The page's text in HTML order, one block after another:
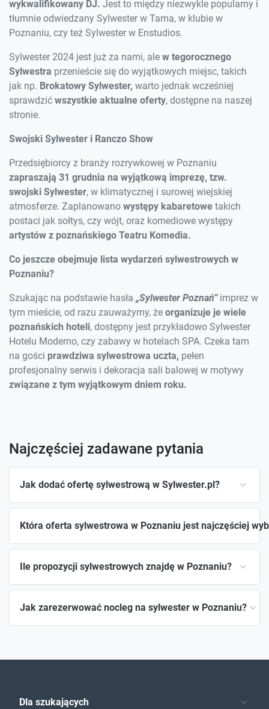
wykwalifikowany DJ. Jest to między niezwykle popularny i
tłumnie odwiedzany Sylwester w Tama, w klubie w
Poznaniu, czy też Sylwester w Enstudios.
Sylwester 2024 jest już za nami, ale w tegorocznego
Sylwestra przenieście się do wyjątkowych miejsc, takich
jak np. Brokatowy Sylwester, warto jednak wcześniej
sprawdzić wszystkie aktualne oferty, dostępne na naszej
stronie.
Swojski Sylwester i Ranczo Show
Przedsiębiorcy z branży rozrywkowej w Poznaniu
zapraszają 31 grudnia na wyjątkową imprezę, tzw.
swojski Sylwester, w klimatycznej i surowej wiejskiej
atmosferze. Zaplanowano występy kabaretowe takich
postaci jak sołtys, czy wójt, oraz komediowe występy
artystów z poznańskiego Teatru Komedia.
Co jeszcze obejmuje lista wydarzeń sylwestrowych w
Poznaniu?
Szukając na podstawie hasła „Sylwester Poznań”imprez w
tym mieście, od razu zauważymy, że organizuje je wiele
poznańskich hoteli, dostępny jest przykładowo Sylwester
Hotelu Moderno, czy zabawy w hotelach SPA. Czeka tam
na gości prawdziwa sylwestrowa uczta, pełen
profesjonalny serwis i dekoracja sali balowej w motywy
związane z tym wyjątkowym dniem roku.
Najczęściej zadawane pytania
Jak dodać ofertę sylwestrową w Sylwester.pl?
Która oferta sylwestrowa w Poznaniu jest najczęściej
Ile propozycji sylwestrowych znajdę w Poznaniu?
Jak zarezerwować nocleg na sylwester w Poznaniu?
Dla szukających